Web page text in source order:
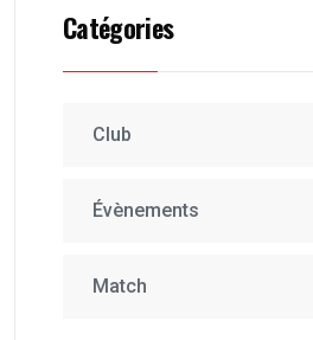
Catégories
Club
Évènements
Match